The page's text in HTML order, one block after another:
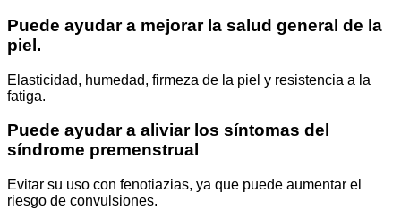
Puede ayudar a mejorar la salud general de la
piel.
Elasticidad, humedad, firmeza de la piel y resistencia a la
fatiga.
Puede ayudar a aliviar los síntomas del
síndrome premenstrual
Evitar su uso con fenotiazias, ya que puede aumentar el
riesgo de convulsiones.